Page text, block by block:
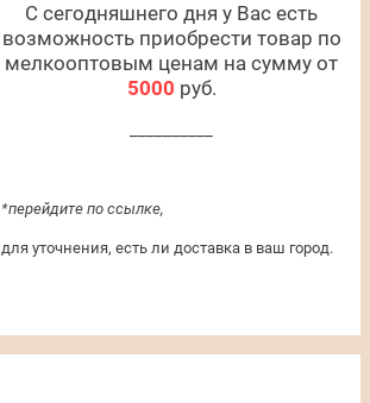
С сегодняшнего дня у Вас есть
возможность приобрести товар по
мелкооптовым ценам на сумму от
5000 руб.
*перейдите по ссылке,
для уточнения, есть ли доставка в ваш город.